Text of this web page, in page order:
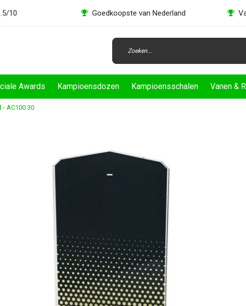
10 Goedkoopste van Nederland
Awards Kampioensdozen Kampioensschalen Vanen &
AC100.30